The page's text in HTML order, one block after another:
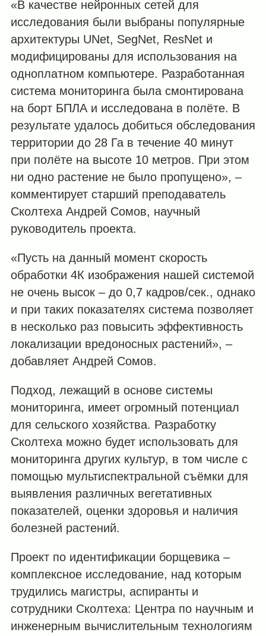
«В качестве нейронных сетей для
исследования были выбраны популярные
архитектуры UNet, SegNet, ResNet и
модифицированы для использования на
одноплатном компьютере. Разработанная
система мониторинга была смонтирована
на борт БПЛА и исследована в полёте. В
результате удалось добиться обследования
территории до 28 Га в течение 40 минут
при полёте на высоте 10 метров. При этом
ни одно растение не было пропущено», –
комментирует старший преподаватель
Сколтеха Андрей Сомов, научный
руководитель проекта.
«Пусть на данный момент скорость
обработки 4К изображения нашей системой
не очень высок – до 0,7 кадров/сек., однако
и при таких показателях система позволяет
в несколько раз повысить эффективность
локализации вредоносных растений», –
добавляет Андрей Сомов.
Подход, лежащий в основе системы
мониторинга, имеет огромный потенциал
для сельского хозяйства. Разработку
Сколтеха можно будет использовать для
мониторинга других культур, в том числе с
помощью мультиспектральной съёмки для
выявления различных вегетативных
показателей, оценки здоровья и наличия
болезней растений.
Проект по идентификации борщевика –
комплексное исследование, над которым
трудились магистры, аспиранты и
сотрудники Сколтеха: Центра по научным и
инженерным вычислительным технологиям